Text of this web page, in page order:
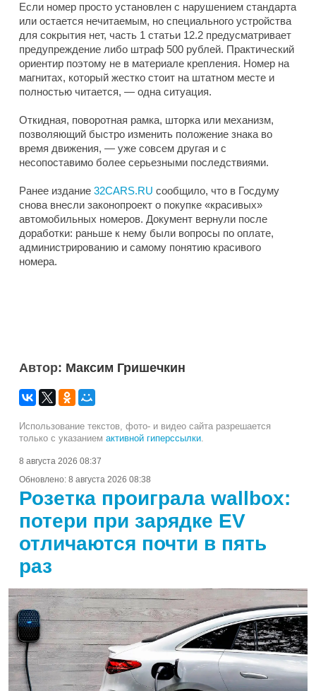
Если номер просто установлен с нарушением стандарта
или остается нечитаемым, но специального устройства
для сокрытия нет, часть 1 статьи 12.2 предусматривает
предупреждение либо штраф 500 рублей. Практический
ориентир поэтому не в материале крепления. Номер на
магнитах, который жестко стоит на штатном месте и
полностью читается, — одна ситуация.
Откидная, поворотная рамка, шторка или механизм,
позволяющий быстро изменить положение знака во
время движения, — уже совсем другая и с
несопоставимо более серьезными последствиями.
Ранее издание 32CARS.RU сообщило, что в Госдуму
снова внесли законопроект о покупке «красивых»
автомобильных номеров. Документ вернули после
доработки: раньше к нему были вопросы по оплате,
администрированию и самому понятию красивого
номера.
Автор: Максим Гришечкин
Использование текстов, фото- и видео сайта разрешается
только с указанием активной гиперссылки.
8 августа 2026 08:37
Обновлено: 8 августа 2026 08:38
Розетка проиграла wallbox:
потери при зарядке EV
отличаются почти в пять
раз